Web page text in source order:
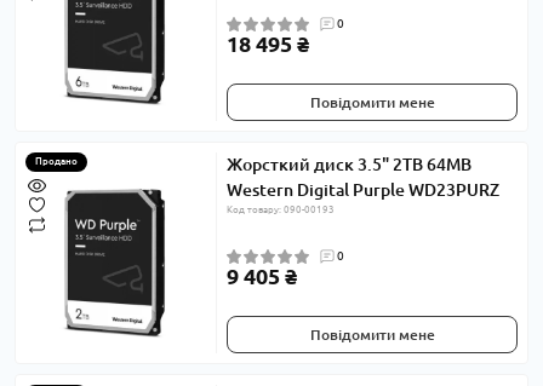
0
18 495 ₴
Повідомити мене
Продано
Жорсткий диск 3.5" 2TB 64MB
Western Digital Purple WD23PURZ
Код товару: 090-00193
0
9 405 ₴
Повідомити мене